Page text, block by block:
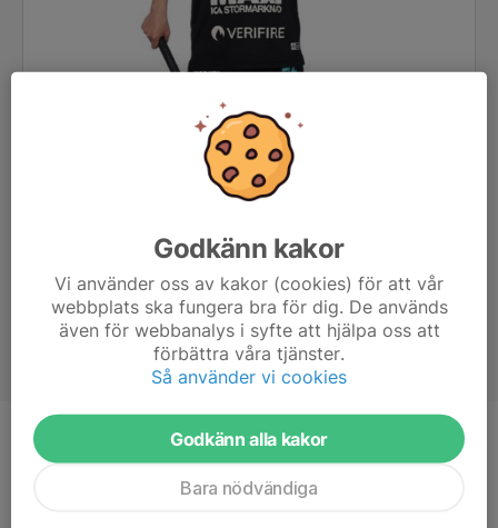
Ålder 13 år
Godkänn kakor
Vi använder oss av kakor (cookies) för att vår
webbplats ska fungera bra för dig. De används
även för webbanalys i syfte att hjälpa oss att
förbättra våra tjänster.
Så använder vi cookies
Godkänn alla kakor
Bara nödvändiga